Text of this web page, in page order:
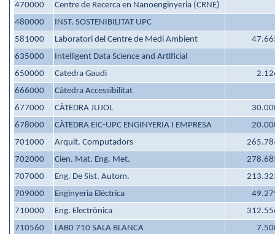
470000
Centre de Recerca en Nanoenginyeria (CRNE)
480000
INST. SOSTENIBILITAT UPC
581000
Laboratori del Centre de Medi Ambient
635000
Intelligent Data Science and Artificial
650000
Catedra Gaudi
666000
Càtedra Accessibilitat
677000
CÀTEDRA JUJOL
678000
CÀTEDRA EIC-UPC ENGINYERIA I EMPRESA
701000
Arquit. Computadors
702000
Cien. Mat. Eng. Met.
707000
Eng. De Sist. Autom.
709000
Enginyeria Elèctrica
710000
Eng. Electrònica
710560
LAB0 710 SALA BLANCA